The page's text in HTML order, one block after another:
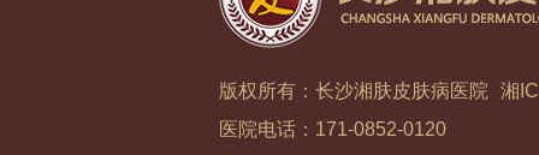
版权所有：长沙湘肤皮肤病医院
湘
医院电话：171-0852-0120